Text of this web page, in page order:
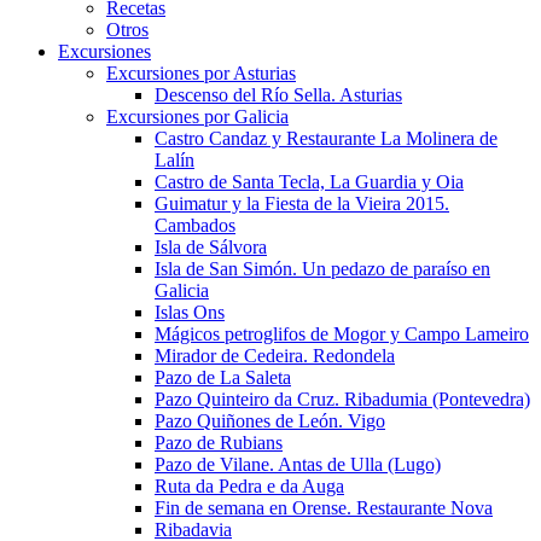
Recetas
Otros
Excursiones
Excursiones por Asturias
Descenso del Río Sella. Asturias
Excursiones por Galicia
Castro Candaz y Restaurante La Molinera de
Lalín
Castro de Santa Tecla, La Guardia y Oia
Guimatur y la Fiesta de la Vieira 2015.
Cambados
Isla de Sálvora
Isla de San Simón. Un pedazo de paraíso en
Galicia
Islas Ons
Mágicos petroglifos de Mogor y Campo Lameiro
Mirador de Cedeira. Redondela
Pazo de La Saleta
Pazo Quinteiro da Cruz. Ribadumia (Pontevedra)
Pazo Quiñones de León. Vigo
Pazo de Rubians
Pazo de Vilane. Antas de Ulla (Lugo)
Ruta da Pedra e da Auga
Fin de semana en Orense. Restaurante Nova
Ribadavia